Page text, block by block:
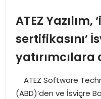
EĞITIM
SPOR
ATEZ Yazılım,
sertifikasını’
yatırımcılara
ATEZ Software
(ABD)’den ve İsviçre